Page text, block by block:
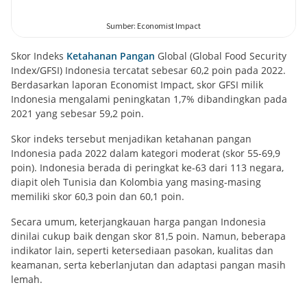
Skor Indeks Ketahanan Pangan Global (Global Food Security
Index/GFSI) Indonesia tercatat sebesar 60,2 poin pada 2022.
Berdasarkan laporan Economist Impact, skor GFSI milik
Indonesia mengalami peningkatan 1,7% dibandingkan pada
2021 yang sebesar 59,2 poin.
Skor indeks tersebut menjadikan ketahanan pangan
Indonesia pada 2022 dalam kategori moderat (skor 55-69,9
poin). Indonesia berada di peringkat ke-63 dari 113 negara,
diapit oleh Tunisia dan Kolombia yang masing-masing
memiliki skor 60,3 poin dan 60,1 poin.
Secara umum, keterjangkauan harga pangan Indonesia
dinilai cukup baik dengan skor 81,5 poin. Namun, beberapa
indikator lain, seperti ketersediaan pasokan, kualitas dan
keamanan, serta keberlanjutan dan adaptasi pangan masih
lemah.